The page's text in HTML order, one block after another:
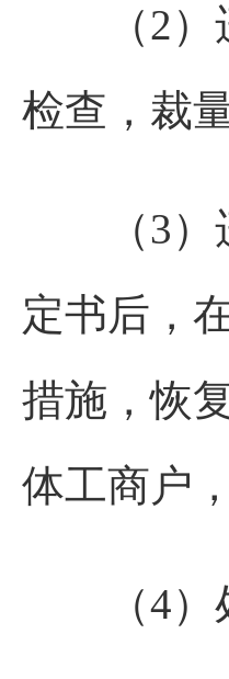
（2）违
检查，裁
（3）违
定书后，
措施，恢
体工商户
（4）处